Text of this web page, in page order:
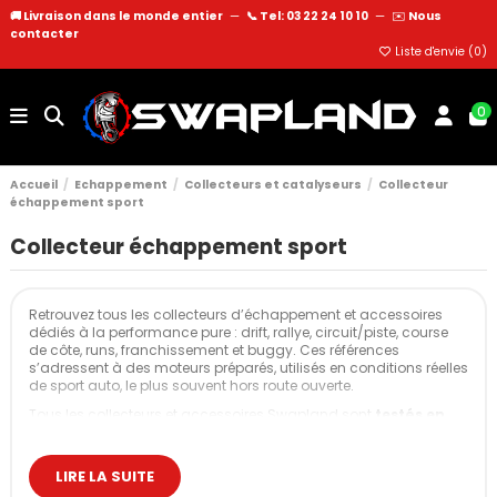
🚚 Livraison dans le monde entier — 📞 Tel: 03 22 24 10 10 — ✉️ Nous
contacter
Liste d'envie (0)
0
Accueil Echappement Collecteurs et catalyseurs
Collecteur
échappement sport
Collecteur échappement sport
Retrouvez tous les collecteurs d’échappement et accessoires
dédiés à la performance pure : drift, rallye, circuit/piste, course
de côte, runs, franchissement et buggy. Ces références
s’adressent à des moteurs préparés, utilisés en conditions réelles
de sport auto, le plus souvent hors route ouverte.
intensif.LIRE LA SUITE